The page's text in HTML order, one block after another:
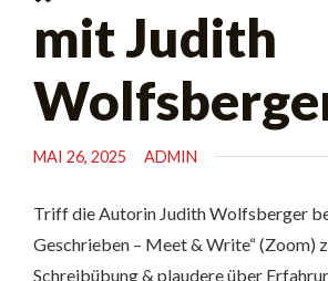
mit Judith
MAI 26, 2025 ADMIN
Triff die Autorin Judith Wolfsberger
Geschrieben – Meet & Write“ (Zoom)
Schreibübung & plaudere über